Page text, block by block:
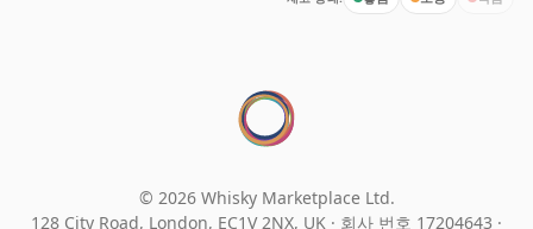
© 2026 Whisky Marketplace Ltd.
128 City Road, London, EC1V 2NX, UK · 회사 번호 17204643 ·